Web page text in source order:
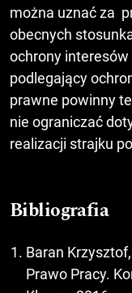
można uznać za
obecnych
ochrony
podlegający
prawne powinny
nie ograniczać
realizacji strajku
Bibliografia
Baran
Prawo Pracy.